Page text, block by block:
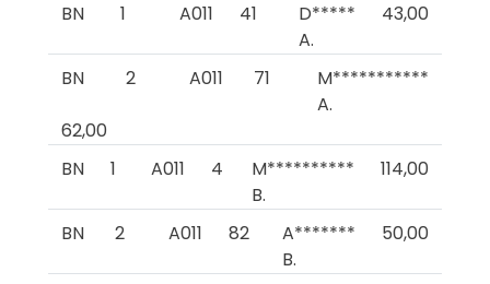
BN 1 A011 41
D*****
A.
43,00
BN 2 A011 71
M***********
A.
62,00
BN
1 A011 4
M**********
B.
114,00
BN 2 A011 82
A*******
B.
50,00